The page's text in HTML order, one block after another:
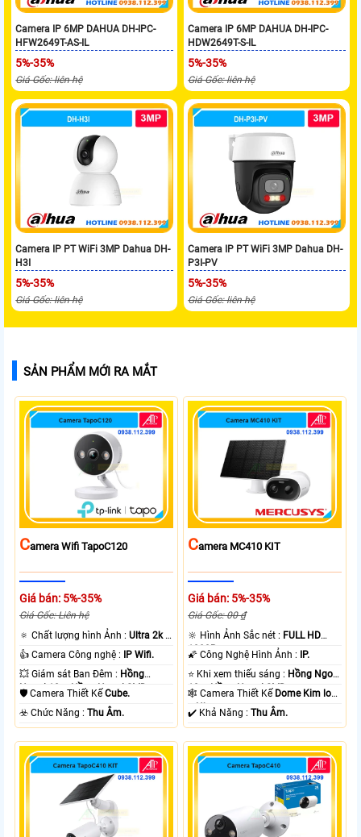
Camera IP 6MP DAHUA DH-IPC-
HFW2649T-AS-IL
5%-35%
Giá Gốc: liên hệ
Camera IP 6MP DAHUA DH-IPC-
HDW2649T-S-IL
5%-35%
Giá Gốc: liên hệ
Camera IP PT WiFi 3MP Dahua DH-
H3I
5%-35%
Giá Gốc: liên hệ
Camera IP PT WiFi 3MP Dahua DH-
P3I-PV
5%-35%
Giá Gốc: liên hệ
SẢN PHẨM MỚI RA MẮT
CAmera Wifi TapoC120
Giá bán: 5%-35%
Giá Gốc: Liên hệ
🔅 Chất lượng hình Ảnh :Ultra 2k +
.
👍 Camera Công nghệ :
IP Wifi.
💥 Giám sát Ban Đêm : Hồng
Ngoại 10m Hồng Ngoại SMD.
🛡 Camera Thiết KếCube.
️☣️ Chức Năng :Thu Âm.
CAmera MC410 KIT
Giá bán: 5%-35%
Giá Gốc: 00 ₫
🔆 Hình Ảnh Sắc nét : FULL HD
1080P .
🌠 Công Nghệ Hình Ảnh :
IP.
⭐ Khi xem thiếu sáng : Hồng Ngoại
10m Hồng Ngoại SMD.
🕸️ Camera Thiết Kế Dome Kim loại
+ Nhựa.
️✔️ Khả Năng :Thu Âm.